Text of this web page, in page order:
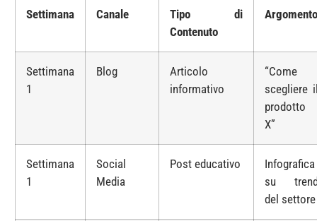
Settimana Canale
Tipo di
Contenuto
Argomento
Settimana
1
Blog
Articolo
informativo
“Come
scegliere
prodotto
X”
Settimana
1
Social
Media
Post educativo
Infografica
su
del settore